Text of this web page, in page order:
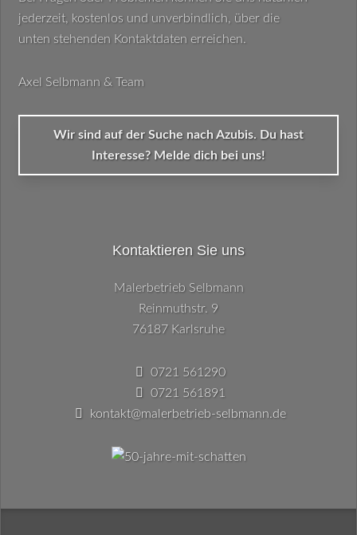
jederzeit, kostenlos und unverbindlich, über die
unten stehenden Kontaktdaten erreichen.
Axel Selbmann & Team
Wir sind auf der Suche nach Azubis. Du hast
Interesse? Melde dich bei uns!
Kontaktieren Sie uns
Malerbetrieb Selbmann
Reinmuthstr. 9
76187 Karlsruhe
0721 561290
0721 561891
kontakt@malerbetrieb-selbmann.de